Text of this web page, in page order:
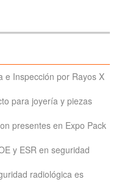
e Inspección por Rayos X
para joyería y piezas
presentes en Expo Pack
y ESR en seguridad
radiológica es